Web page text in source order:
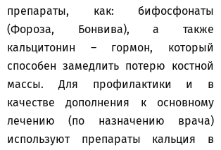
препараты, как: бифосфонаты
(Фороза, Бонвива), а также
кальцитонин – гормон, который
способен замедлить потерю костной
массы. Для профилактики и в
качестве дополнения к основному
лечению (по назначению врача)
используют препараты кальция в